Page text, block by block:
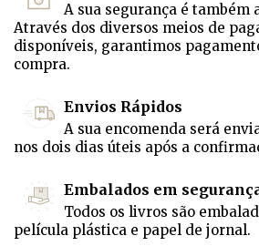
A sua segurança é também
Através dos diversos meios de
disponíveis, garantimos
compra.
Envios Rápidos
A sua encomenda será
nos dois dias úteis após a
Embalados em
Todos os livros são
película plástica e papel de jornal.